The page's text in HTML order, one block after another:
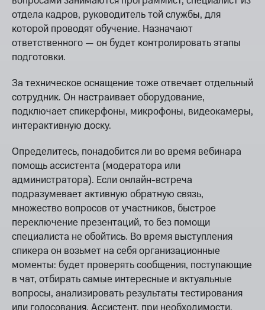
отдела кадров, руководитель той службы, для
которой проводят обучение. Назначают
ответственного — он будет контролировать этапы
подготовки.
За техническое оснащение тоже отвечает отдельный
сотрудник. Он настраивает оборудование,
подключает спикерфоны, микрофоны, видеокамеры,
интерактивную доску.
Определитесь, понадобится ли во время вебинара
помощь ассистента (модератора или
администратора). Если онлайн-встреча
подразумевает активную обратную связь,
множество вопросов от участников, быстрое
переключение презентаций, то без помощи
специалиста не обойтись. Во время выступления
спикера он возьмет на себя организационные
моменты: будет проверять сообщения, поступающие
в чат, отбирать самые интересные и актуальные
вопросы, анализировать результаты тестирования